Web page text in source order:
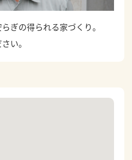
ぎの得られる家づくり。
い。